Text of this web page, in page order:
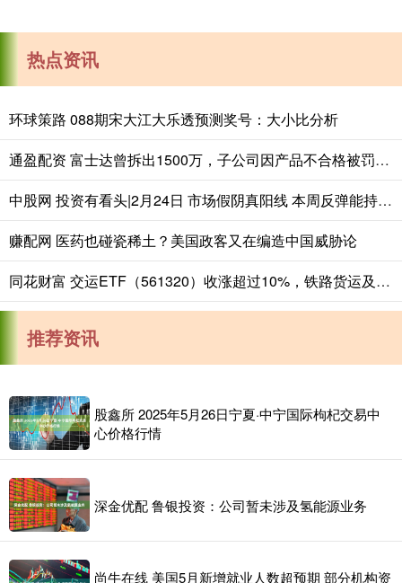
热点资讯
环球策路 088期宋大江大乐透预测奖号：大小比分析
通盈配资 富士达曾拆出1500万，子公司因产品不合格被罚，依赖境外销售
中股网 投资有看头|2月24日 市场假阴真阳线 本周反弹能持续吗？
赚配网 医药也碰瓷稀土？美国政客又在编造中国威胁论
同花财富 交运ETF（561320）收涨超过10%，铁路货运及农村公路建设数据支撑行业韧性
推荐资讯
股鑫所 2025年5月26日宁夏·中宁国际枸杞交易中
心价格行情
深金优配 鲁银投资：公司暂未涉及氢能源业务
尚牛在线 美国5月新增就业人数超预期 部分机构资